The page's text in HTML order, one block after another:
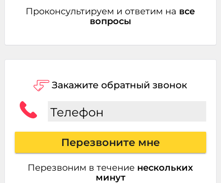
Проконсультируем и ответим на все
вопросы
Закажите обратный звонок
Телефон
Перезвоните мне
Перезвоним в течение нескольких
минут